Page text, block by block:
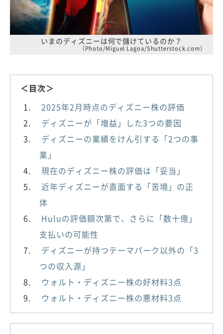
いまのディズニーは何で儲けているのか？
（Photo/Miguel Lagoa/Shutterstock.com）
＜目次＞
2025年2月時点のディズニー株の評価
ディズニーが「増益」した3つの要因
ディズニーの業績をけん引する「2つの事
業」
現在のディズニー株の評価は「妥当」
近年ディズニーが直面する「苦境」の正
体
Huluの評価額次第で、さらに「数十億」
支払いの可能性
ディズニーが持つテーマパーク以外の「3
つの収入源」
ウォルト・ディズニー株の好材料3点
ウォルト・ディズニー株の悪材料3点